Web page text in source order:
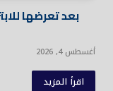
بعد تعرضها
أغسطس 4, 2026
اقرأ المزيد